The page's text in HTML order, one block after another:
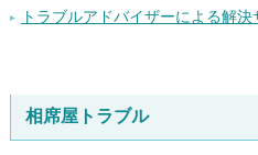
トラブルアドバイザーによる解決
相席屋トラブル